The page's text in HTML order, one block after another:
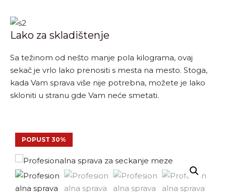
Lako za skladištenje
Sa težinom od nešto manje pola kilograma, ovaj
sekač je vrlo lako prenositi s mesta na mesto. Stoga,
kada Vam sprava više nije potrebna, možete je lako
skloniti u stranu gde Vam neće smetati.
POPUST 30%